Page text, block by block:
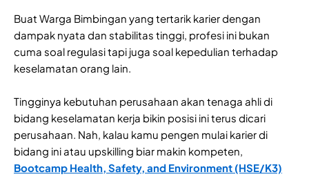
Buat Warga Bimbingan yang tertarik karier dengan
dampak nyata dan stabilitas tinggi, profesi ini bukan
cuma soal regulasi tapi juga soal kepedulian terhadap
keselamatan orang lain.
Tingginya kebutuhan perusahaan akan tenaga ahli di
bidang keselamatan kerja bikin posisi ini terus dicari
perusahaan. Nah, kalau kamu pengen mulai karier di
bidang ini atau upskilling biar makin kompeten,
Bootcamp Health, Safety, and Environment (HSE/K3)